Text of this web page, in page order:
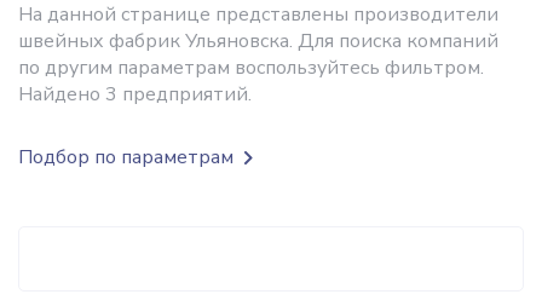
На данной странице представлены производители
швейных фабрик Ульяновска. Для поиска компаний
по другим параметрам воспользуйтесь фильтром.
Найдено 3 предприятий.
Подбор по параметрам